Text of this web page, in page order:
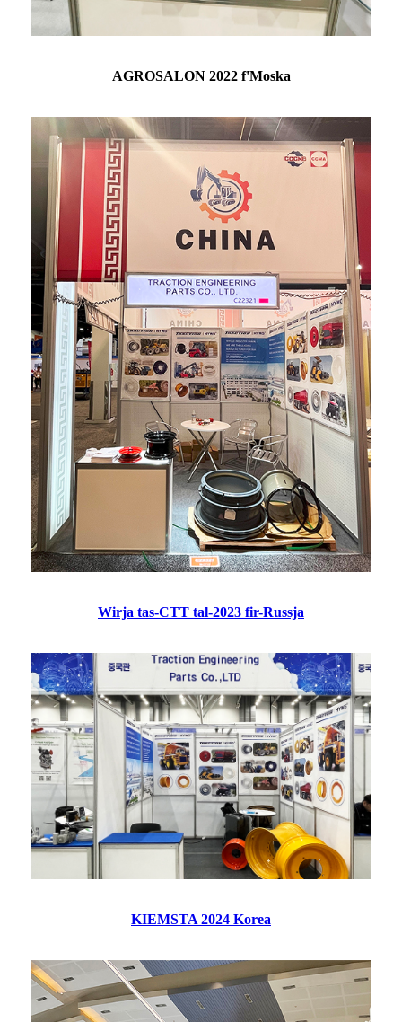
AGROSALON 2022 f'Moska
Wirja tas-CTT tal-2023 fir-Russja
KIEMSTA 2024 Korea